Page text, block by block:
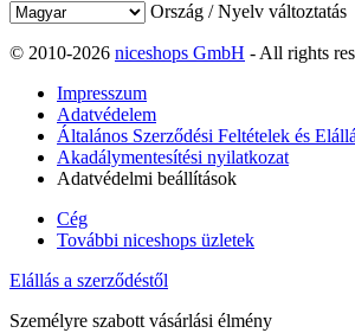
Ország / Nyelv változtatás
© 2010-2026 niceshops GmbH - All rights
Impresszum
Adatvédelem
Általános Szerződési Feltételek és
Akadálymentesítési nyilatkozat
Adatvédelmi beállítások
Cég
További niceshops üzletek
Elállás a szerződéstől
Személyre szabott vásárlási élmény